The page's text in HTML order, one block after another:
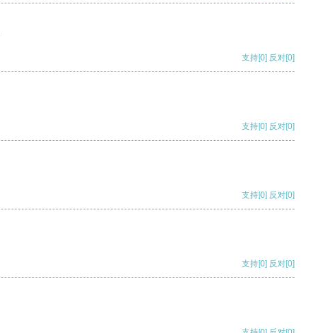
支持[0] 反对[0]
支持[0] 反对[0]
支持[0] 反对[0]
支持[0] 反对[0]